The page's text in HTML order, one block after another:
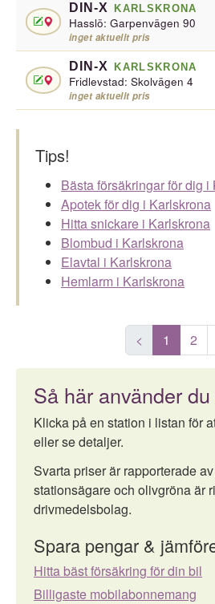
DIN-X KARLSKRONA
Hasslö: Garpenvägen 90
inget aktuellt pris
DIN-X KARLSKRONA
Fridlevstad: Skolvägen 4
inget aktuellt pris
Tips!
Bästa försäkringar för dig i
Apotek för dig i Karlskrona
Hitta snickare i Karlskrona
Blombud i Karlskrona
Elavtal i Karlskrona
Hemlarm i Karlskrona
< 1 2
Så här använder
Klicka på en station i listan för
eller se detaljer.
Svarta priser är rapporterade
stationsägare och olivgröna är
drivmedelsbolag.
Spara pengar &
Hitta bäst försäkring för din bil
Billigaste mobilabonnemang